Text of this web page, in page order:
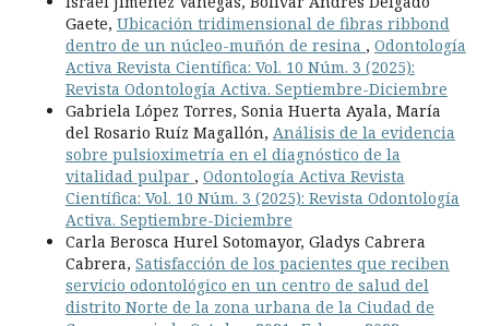
Gaete, Ubicación tridimensional de fibras ribbond
dentro de un núcleo-muñón de resina , Odontología
Activa Revista Científica: Vol. 10 Núm. 3 (2025):
Revista Odontología Activa. Septiembre-Diciembre
Gabriela López Torres, Sonia Huerta Ayala, María
del Rosario Ruíz Magallón, Análisis de la evidencia
sobre pulsioximetría en el diagnóstico de la
vitalidad pulpar , Odontología Activa Revista
Científica: Vol. 10 Núm. 3 (2025): Revista Odontología
Activa. Septiembre-Diciembre
Carla Berosca Hurel Sotomayor, Gladys Cabrera
Cabrera, Satisfacción de los pacientes que reciben
servicio odontológico en un centro de salud del
distrito Norte de la zona urbana de la Ciudad de